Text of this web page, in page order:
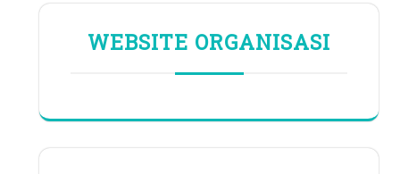
WEBSITE ORGANISASI